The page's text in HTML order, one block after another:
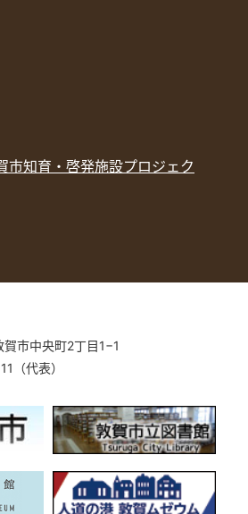
市知育・啓発施設プロジェク
市中央町2丁目1−1
（代表）